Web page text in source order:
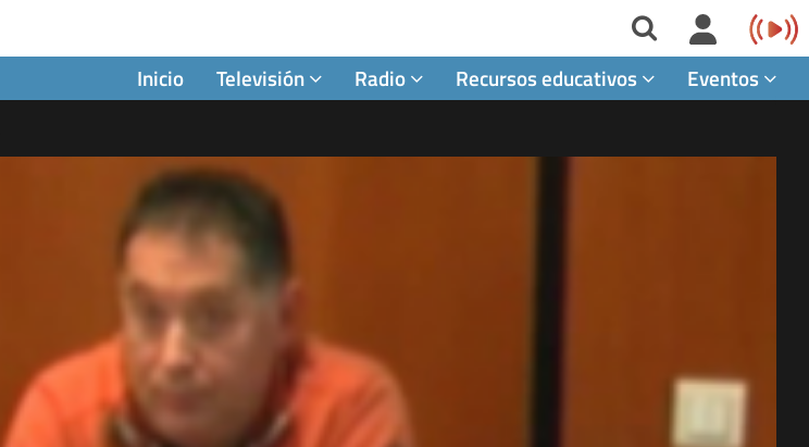
Inicio Televisión Radio Recursos educativos Eventos